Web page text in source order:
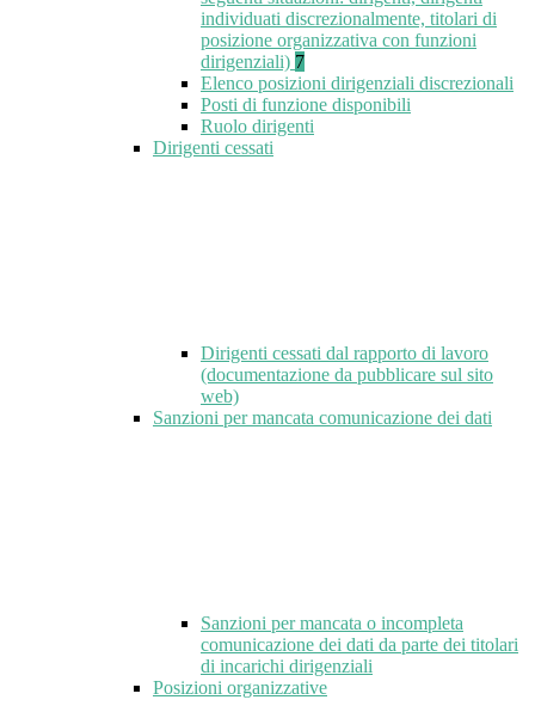
individuati discrezionalmente, titolari di
posizione organizzativa con funzioni
dirigenziali) 7
Elenco posizioni dirigenziali discrezionali
Posti di funzione disponibili
Ruolo dirigenti
Dirigenti cessati
Dirigenti cessati dal rapporto di lavoro
(documentazione da pubblicare sul sito
web)
Sanzioni per mancata comunicazione dei dati
Sanzioni per mancata o incompleta
comunicazione dei dati da parte dei titolari
di incarichi dirigenziali
Posizioni organizzative